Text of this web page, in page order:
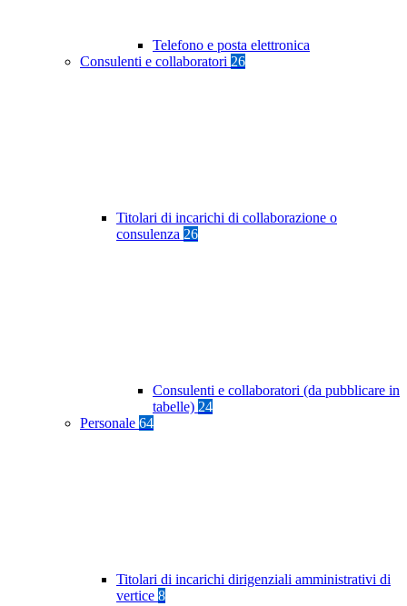
Telefono e posta elettronica
Consulenti e collaboratori 26
Titolari di incarichi di collaborazione o
consulenza 26
Consulenti e collaboratori (da pubblicare in
tabelle) 24
Personale 64
Titolari di incarichi dirigenziali amministrativi di
vertice 8